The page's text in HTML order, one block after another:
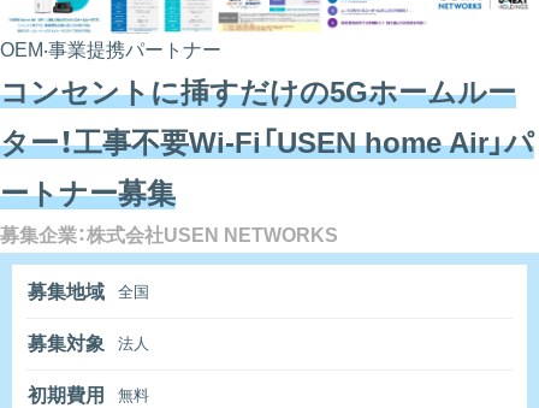
OEM‧事業提携パートナー
コンセントに挿すだけの5Gホームルー
ター！工事不要Wi-Fi「USEN home Air」パ
ートナー募集
募集企業：株式会社USEN NETWORKS
募集地域 全国
募集対象 法人
初期費用 無料